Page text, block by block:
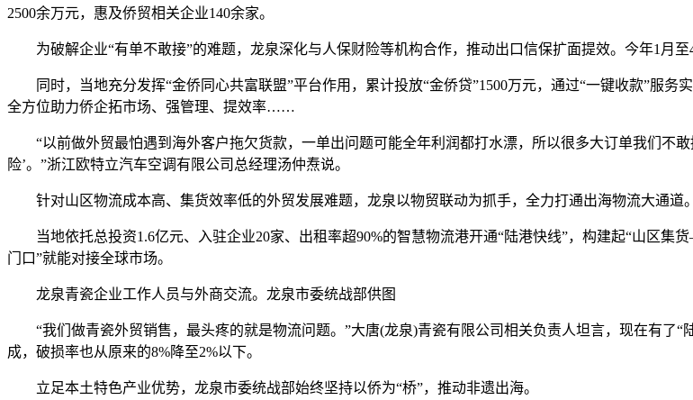
2500余万元，惠及侨贸相关企业140余家。
为破解企业“有单不敢接”的难题，龙泉深化与人保财险等机构合作，推动出口信保扩面提效。今年1月至
同时，当地充分发挥“金侨同心共富联盟”平台作用，累计投放“金侨贷”1500万元，通过“一键收款”服务
全方位助力侨企拓市场、强管理、提效率……
“以前做外贸最怕遇到海外客户拖欠货款，一单出问题可能全年利润都打水漂，所以很多大订单我们不
险’。”浙江欧特立汽车空调有限公司总经理汤仲焘说。
针对山区物流成本高、集货效率低的外贸发展难题，龙泉以物贸联动为抓手，全力打通出海物流大通道。
当地依托总投资1.6亿元、入驻企业20家、出租率超90%的智慧物流港开通“陆港快线”，构建起“山区
门口”就能对接全球市场。
龙泉青瓷企业工作人员与外商交流。龙泉市委统战部供图
“我们做青瓷外贸销售，最头疼的就是物流问题。”大唐(龙泉)青瓷有限公司相关负责人坦言，现在有了“
成，破损率也从原来的8%降至2%以下。
立足本土特色产业优势，龙泉市委统战部始终坚持以侨为“桥”，推动非遗出海。